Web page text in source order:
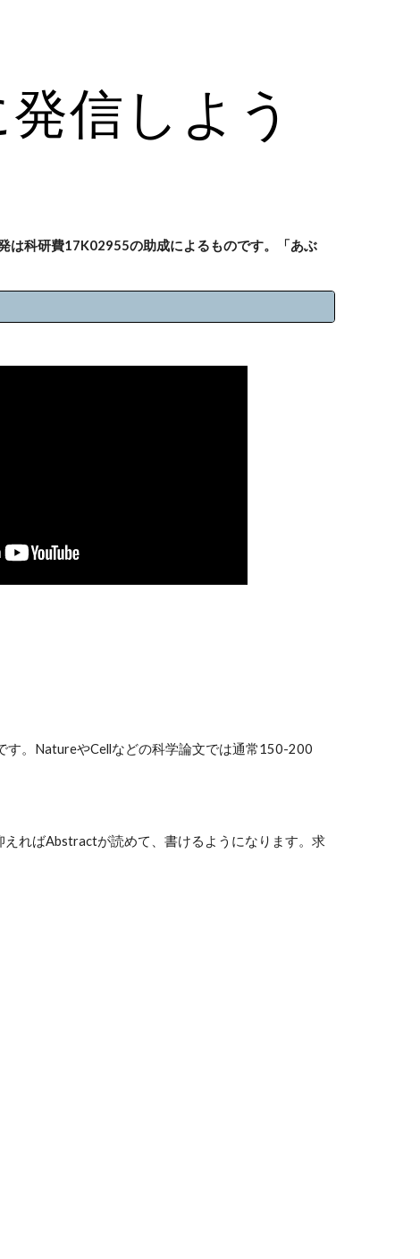
信しよう
は科研費17K02955の助成によるものです。「あぶ
す。NatureやCellなどの科学論文では通常150-200
ればAbstractが読めて、書けるようになります。求